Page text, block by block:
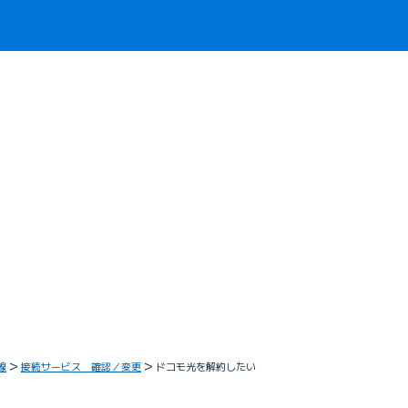
接続サービス 確認／変更 ドコモ光を解約したい